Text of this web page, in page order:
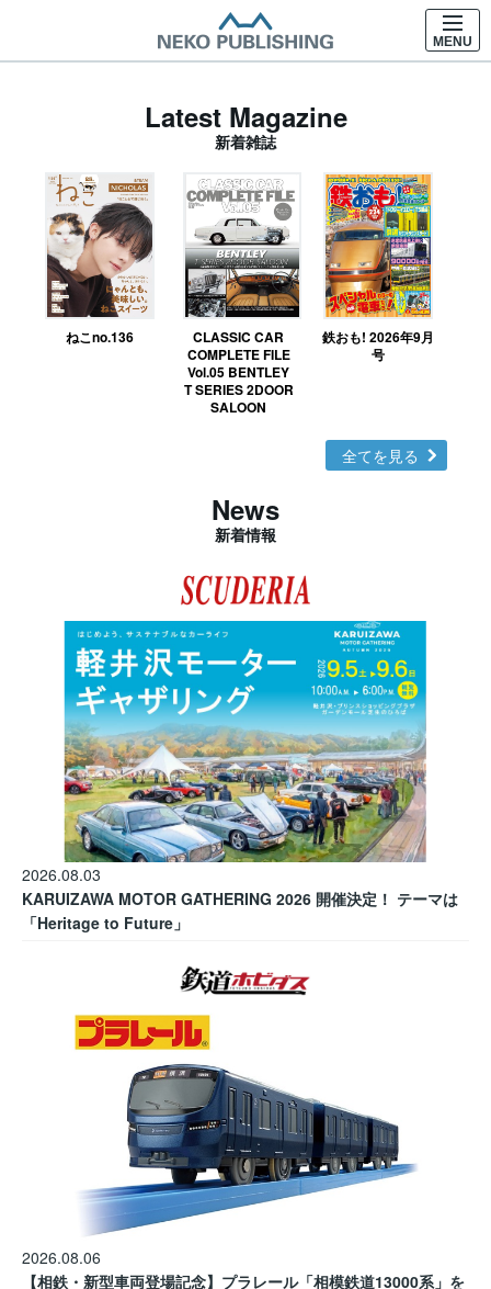
MENU
Latest Magazine
新着雑誌
ねこno.136
CLASSIC CAR
COMPLETE FILE
Vol.05 BENTLEY
T SERIES 2DOOR
SALOON
鉄おも! 2026年9月
号
全てを見る
News
新着情報
2026.08.03
KARUIZAWA MOTOR GATHERING 2026 開催決定！ テーマは
「Heritage to Future」
2026.08.06
【相鉄・新型車両登場記念】プラレール「相模鉄道13000系」を